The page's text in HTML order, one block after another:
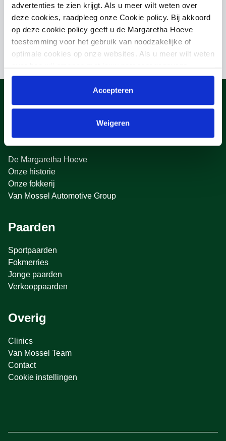
advertenties te zien krijgt. Als u meer wilt weten over
deze cookies, raadpleeg onze Cookie policy. Bij akkoord
op deze cookie policy geeft u de Margaretha Hoeve
toestemming voor het gebruik van noodzakelijke of
optimale cookies op onze websites. Als u meer wilt weten
raadpleeg onzePrivacyverklaring. U kunt de cookie
instellingen te allen tijde aanpassen via de link onderaan
de website.
Accepteren
Weigeren
Moeder
JOCHAMPIONE/KANNAN
Over ons
De Margaretha Hoeve
Onze historie
Onze fokkerij
Van Mossel Automotive Group
Paarden
Sportpaarden
Fokmerries
Jonge paarden
Verkooppaarden
Overig
Clinics
Van Mossel Team
Contact
Cookie instellingen